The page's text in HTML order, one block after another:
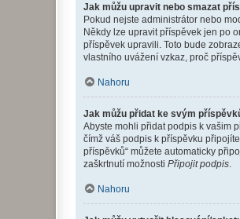
Jak můžu upravit nebo smazat
Pokud nejste administrátor nebo
Někdy lze upravit příspěvek jen po
příspěvek upravili. Toto bude
vlastního uvážení vzkaz, proč
Nahoru
Jak můžu přidat ke svým
Abyste mohli přidat podpis k vašim
čímž váš podpis k příspěvku
příspěvků“ můžete automaticky
zaškrtnutí možnosti Připojit podpis
Nahoru